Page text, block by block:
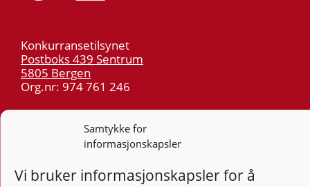
Samtykke for
informasjonskapsler
Vi bruker informasjonskapsler for å
Konkurransetilsynet
Postboks 439 Sentrum
5805 Bergen
Org.nr: 974 761 246
55 59 75 00
post@kt.no